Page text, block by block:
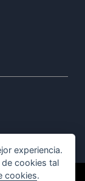
experiencia.
cookies tal
cookies.